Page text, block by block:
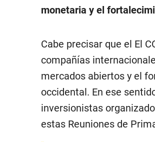
monetaria y el
Cabe precisar que el El
compañías
mercados abiertos y el
occidental. En ese
inversionistas
estas Reuniones de